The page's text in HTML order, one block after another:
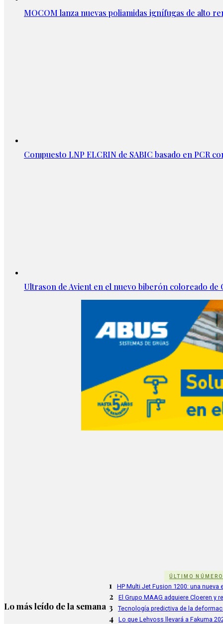
MOCOM lanza nuevas poliamidas ignífugas de alto
Compuesto LNP ELCRIN de SABIC basado en PCR
Ultrason de Avient en el nuevo biberón coloreado de
ÚLTIMO NÚMERO
Lo más leído de la semana
1 HP Multi Jet Fusion 1200: una
2 El Grupo MAAG adquiere Cloeren
3 Tecnología predictiva de la
4 Lo que Lehvoss llevará a Fakuma